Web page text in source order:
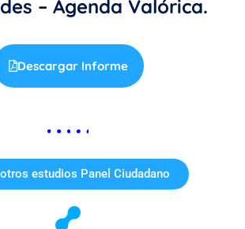
– Agenda Valórica.
Descargar Informe
estudios Panel Ciudadano